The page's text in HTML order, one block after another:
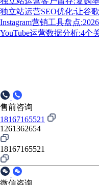
独立站运营SEO优化:让谷
Instagram营销工具盘点
YouTube运营数据分析:4个
售前咨询
18167165521
1261362654
18167165521
微信咨询